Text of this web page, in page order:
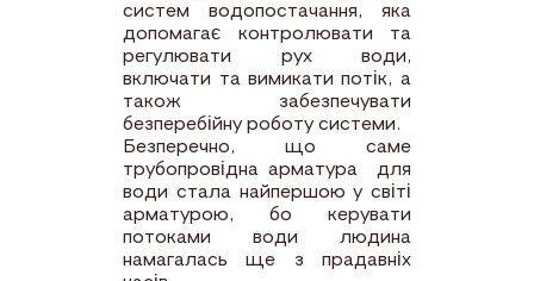
систем водопостачання, яка
допомагає контролювати та
регулювати рух води,
включати та вимикати потік, а
також забезпечувати
безперебійну роботу системи.
Безперечно, що саме
трубопровідна арматура для
води стала найпершою у світі
арматурою, бо керувати
потоками води людина
намагалась ще з прадавніх